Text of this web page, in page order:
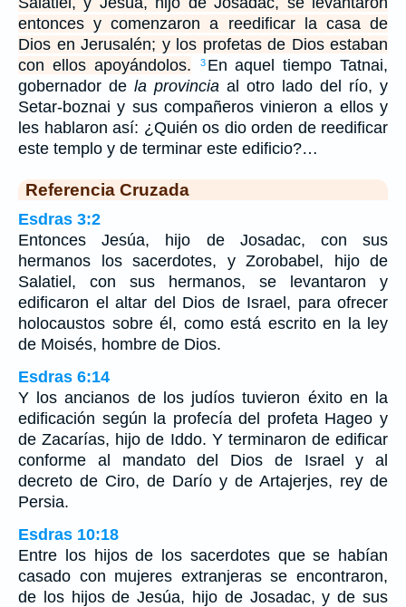
entonces y comenzaron a reedificar la casa de
Dios en Jerusalén; y los profetas de Dios estaban
con ellos apoyándolos.
3 En aquel tiempo Tatnai,
gobernador de la provincia al otro lado del río, y
Setar-boznai y sus compañeros vinieron a ellos y
les hablaron así: ¿Quién os dio orden de reedificar
este templo y de terminar este edificio?…
Referencia Cruzada
Esdras 3:2
Entonces Jesúa, hijo de Josadac, con sus
hermanos los sacerdotes, y Zorobabel, hijo de
Salatiel, con sus hermanos, se levantaron y
edificaron el altar del Dios de Israel, para ofrecer
holocaustos sobre él, como está escrito en la ley
de Moisés, hombre de Dios.
Esdras 6:14
Y los ancianos de los judíos tuvieron éxito en la
edificación según la profecía del profeta Hageo y
de Zacarías, hijo de Iddo. Y terminaron de edificar
conforme al mandato del Dios de Israel y al
decreto de Ciro, de Darío y de Artajerjes, rey de
Persia.
Esdras 10:18
Entre los hijos de los sacerdotes que se habían
casado con mujeres extranjeras se encontraron,
de los hijos de Jesúa, hijo de Josadac, y de sus